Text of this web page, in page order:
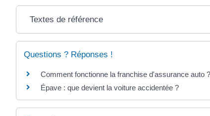
Textes de référence
Questions ? Réponses !
Comment fonctionne la franchise d'assurance auto ?
Épave : que devient la voiture accidentée ?